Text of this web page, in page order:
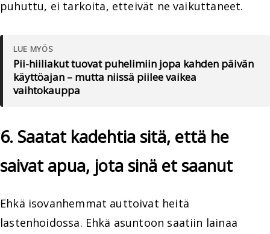
puhuttu, ei tarkoita, etteivät ne vaikuttaneet.
LUE MYÖS
Pii-hiiliakut tuovat puhelimiin jopa kahden päivän
käyttöajan – mutta niissä piilee vaikea
vaihtokauppa
6. Saatat kadehtia sitä, että he
saivat apua, jota sinä et saanut
Ehkä isovanhemmat auttoivat heitä
lastenhoidossa. Ehkä asuntoon saatiin lainaa